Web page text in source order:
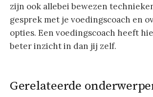
zijn ook allebei bewezen
gesprek met je voedingscoach en
opties. Een voedingscoach heeft
beter inzicht in dan jij zelf.
Gerelateerde